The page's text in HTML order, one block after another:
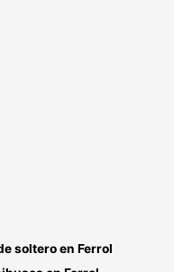
soltero en Ferrol